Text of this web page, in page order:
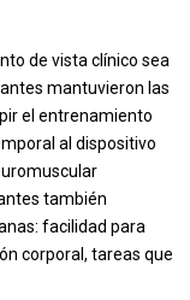
de vista clínico sea
mantuvieron las
el entrenamiento
al dispositivo
también
facilidad para
corporal, tareas que